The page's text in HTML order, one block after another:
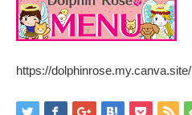
https://dolphinrose.my.canva.site/